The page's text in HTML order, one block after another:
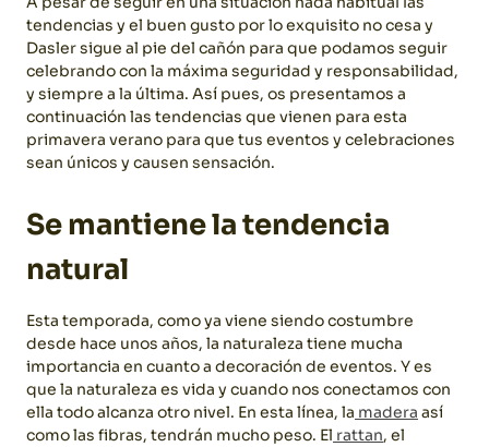
tendencias y el buen gusto por lo exquisito no cesa y
Dasler sigue al pie del cañón para que podamos seguir
celebrando con la máxima seguridad y responsabilidad,
y siempre a la última. Así pues, os presentamos a
continuación las tendencias que vienen para esta
primavera verano para que tus eventos y celebraciones
sean únicos y causen sensación.
Se mantiene la tendencia
natural
Esta temporada, como ya viene siendo costumbre
desde hace unos años, la naturaleza tiene mucha
importancia en cuanto a decoración de eventos. Y es
que la naturaleza es vida y cuando nos conectamos con
ella todo alcanza otro nivel. En esta línea, la madera así
como las fibras, tendrán mucho peso. El rattan, el